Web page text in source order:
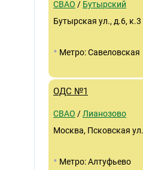
СВАО / Бутырский
Бутырская ул., д.6, к.3
• Метро: Савеловская
ОДС №1
СВАО / Лианозово
Москва, Псковская
• Метро: Алтуфьево